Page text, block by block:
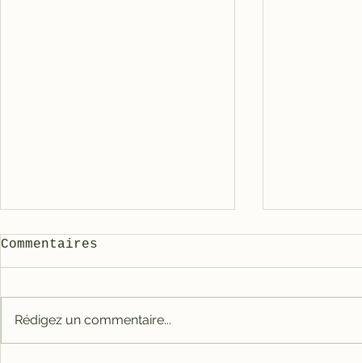
Commentaires
Rédigez un commentaire...